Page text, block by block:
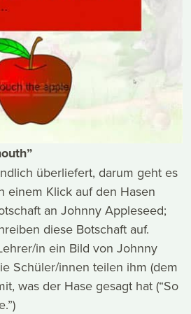
überliefert, darum geht es
einem Klick auf den Hasen
an Johnny Appleseed;
diese Botschaft auf.
in ein Bild von Johnny
Schüler/innen teilen ihm (dem
was der Hase gesagt hat (“So